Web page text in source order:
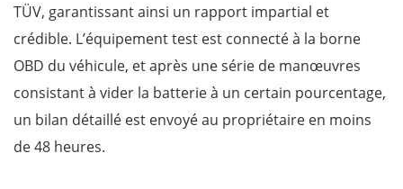
TÜV, garantissant ainsi un rapport impartial et
crédible. L’équipement test est connecté à la borne
OBD du véhicule, et après une série de manœuvres
consistant à vider la batterie à un certain pourcentage,
un bilan détaillé est envoyé au propriétaire en moins
de 48 heures.